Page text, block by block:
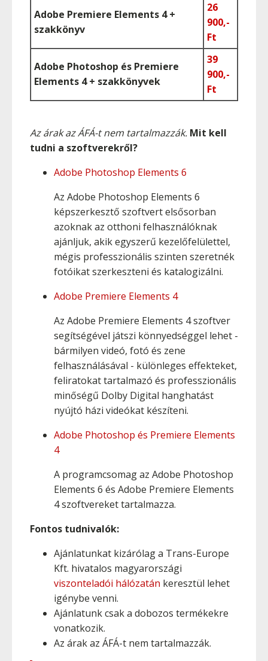
Adobe Premiere Elements 4 +
szakkönyv
26
900,-
Ft
Adobe Photoshop és Premiere
Elements 4 + szakkönyvek
39
900,-
Ft
Az árak az ÁFÁ-t nem tartalmazzák. Mit kell
tudni a szoftverekről?
Adobe Photoshop Elements 6
Az Adobe Photoshop Elements 6
képszerkesztő szoftvert elsősorban
azoknak az otthoni felhasználóknak
ajánljuk, akik egyszerű kezelőfelülettel,
mégis professzionális szinten szeretnék
fotóikat szerkeszteni és katalogizálni.
Adobe Premiere Elements 4
Az Adobe Premiere Elements 4 szoftver
segítségével játszi könnyedséggel lehet -
bármilyen videó, fotó és zene
felhasználásával - különleges effekteket,
feliratokat tartalmazó és professzionális
minőségű Dolby Digital hanghatást
nyújtó házi videókat készíteni.
Adobe Photoshop és Premiere Elements
4
A programcsomag az Adobe Photoshop
Elements 6 és Adobe Premiere Elements
4 szoftvereket tartalmazza.
Fontos tudnivalók:
Ajánlatunkat kizárólag a Trans-Europe
Kft. hivatalos magyarországi
viszonteladói hálózatán keresztül lehet
igénybe venni.
Ajánlatunk csak a dobozos termékekre
vonatkozik.
Az árak az ÁFÁ-t nem tartalmazzák.